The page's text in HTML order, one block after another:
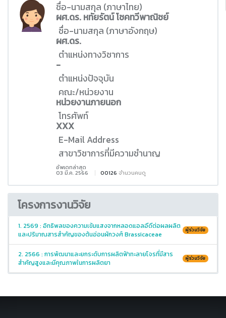
ชื่อ-นามสกุล (ภาษาไทย)
ผศ.ดร. หทัยรัตน์ โชคทวีพาณิชย์
ชื่อ-นามสกุล (ภาษาอังกฤษ)
ผศ.ดร.
ตำแหน่งทางวิชาการ
-
ตำแหน่งปัจจุบัน
คณะ/หน่วยงาน
หน่วยงานภายนอก
โทรศัพท์
XXX
E-Mail Address
สาขาวิชาการที่มีความชำนาญ
อัพเดทล่าสุด
03 มี.ค. 2566 00126 จำนวนคนดู
โครงการงานวิจัย
1. 2569 : อิทธิพลของความเข้มแสงจากหลอดแอลอีดีต่อผลผลิต
และปริมาณสารสำคัญของต้นอ่อนผักวงศ์ Brassicaceae
ผู้ร่วมวิจัย
2. 2566 : การพัฒนาและยกระดับการผลิตฟ้าทะลายโจรที่มีสาร
สำคัญสูงและมีคุณภาพในการผลิตยา
ผู้ร่วมวิจัย